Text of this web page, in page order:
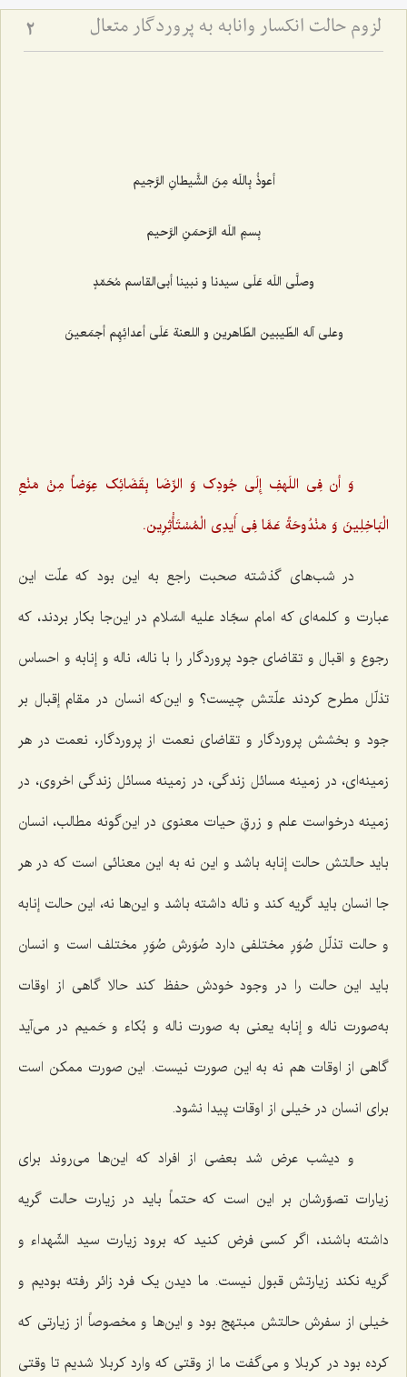
لزوم حالت انكسار وانابه‏ به پروردگار متعال 2
أعوذُ بِاللَه مِنَ الشَّیطانِ الرَّجیم‌
بِسمِ اللَه الرَّحمَنِ الرَّحیم‌
وصلَّى اللَه عَلَى سیدنا و نبینا أبى‌القاسم مُحَمّدٍ
وعلى آله الطّیبین الطّاهرین و اللعنة عَلَى أعدائِهِم أجمَعینَ‌
وَ أن فِی اللَهفِ إِلَی جُودِک وَ الرِّضَا بِقَضَائِک عِوَضاً مِنْ مَنْعِ
الْبَاخِلِینَ وَ مَنْدُوحَةً عَمَّا فِی أَیدِی الْمُسْتَأْثِرِین.
در شب‌های گذشته صحبت راجع به این بود که علّت این
عبارت و کلمه‌ای که امام سجّاد علیه السّلام در این‌جا بکار بردند، که
رجوع و اقبال و تقاضای جود پروردگار را با ناله، ناله و إنابه و احساس
تذلّل مطرح کردند علّتش چیست؟ و این‌که انسان در مقام إقبال بر
جود و بخشش پروردگار و تقاضای نعمت از پروردگار، نعمت در هر
زمینه‌ای، در زمینه مسائل زندگی، در زمینه مسائل زندگی اخروی، در
زمینه درخواست علم و زرقِ حیات معنوی در این‌گونه مطالب، انسان
باید حالتش حالت إنابه باشد و این نه به این معنائی است که در هر
جا انسان باید گریه کند و ناله داشته باشد و این‌ها نه، این حالت إنابه
و حالت تذلّل صُوَرِ مختلفی دارد صُوَرش صُوَرِ مختلف است و انسان
باید این حالت را در وجود خودش حفظ کند حالا گاهی از اوقات
به‌صورت ناله و إنابه یعنی به صورت ناله و بُکاء و حَمیم در می‌آید
گاهی از اوقات هم نه به این صورت نیست. این صورت ممکن است
برای انسان در خیلی از اوقات پیدا نشود.
و دیشب عرض شد بعضی از افراد که این‌ها می‌روند برای
زیارات تصوّرشان بر این است که حتماً باید در زیارت حالت گریه
داشته باشند، اگر کسی فرض کنید که برود زیارت سید الشّهداء و
گریه نکند زیارتش قبول نیست. ما دیدن یک فرد زائر رفته بودیم و
خیلی از سفرش حالتش مبتهج بود و این‌ها و مخصوصاً از زیارتی که
کرده بود در کربلا و می‌گفت ما از وقتی که وارد کربلا شدیم تا وقتی